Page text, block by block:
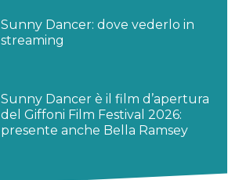
Sunny Dancer: dove vederlo in
streaming
Sunny Dancer è il film d’apertura
del Giffoni Film Festival 2026:
presente anche Bella Ramsey